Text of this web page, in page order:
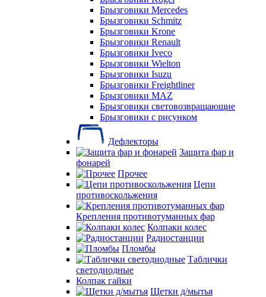
Брызговики Mercedes
Брызговики Schmitz
Брызговики Krone
Брызговики Renault
Брызговики Iveco
Брызговики Wielton
Брызговики Isuzu
Брызговики Freightliner
Брызговики MAZ
Брызговики световозвращающие
Брызговики с рисунком
Дефлекторы
Защита фар и
фонарей
Прочее
Цепи
противоскольжения
Крепления противотуманных фар
Колпаки колес
Радиостанции
Пломбы
Таблички
светодиодные
Колпак гайки
Щетки д/мытья